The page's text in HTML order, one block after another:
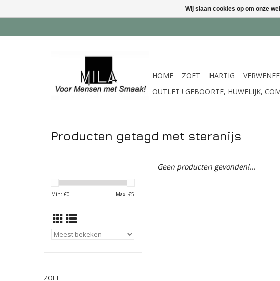
HOME ZOET HARTIG
OUTLET ! GEBOORTE, HUWELIJK,
Producten getagd met steranijs
Min: €0 Max: €5
ZOET
Geen producten gevonden!...
Wij slaan cookies op om onze